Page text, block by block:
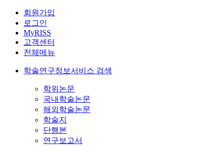
회원가입
로그인
MyRISS
고객센터
전체메뉴
학술연구정보서비스 검색
학위논문
국내학술논문
해외학술논문
학술지
단행본
연구보고서